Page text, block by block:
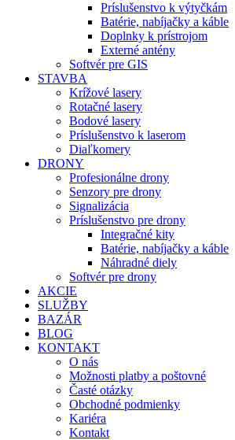
Príslušenstvo k výtyčkám
Batérie, nabíjačky a káble
Doplnky k prístrojom
Externé antény
Softvér pre GIS
STAVBA
Krížové lasery
Rotačné lasery
Bodové lasery
Príslušenstvo k laserom
Diaľkomery
DRONY
Profesionálne drony
Senzory pre drony
Signalizácia
Príslušenstvo pre drony
Integračné kity
Batérie, nabíjačky a káble
Náhradné diely
Softvér pre drony
AKCIE
SLUŽBY
BAZÁR
BLOG
KONTAKT
O nás
Možnosti platby a poštovné
Časté otázky
Obchodné podmienky
Kariéra
Kontakt